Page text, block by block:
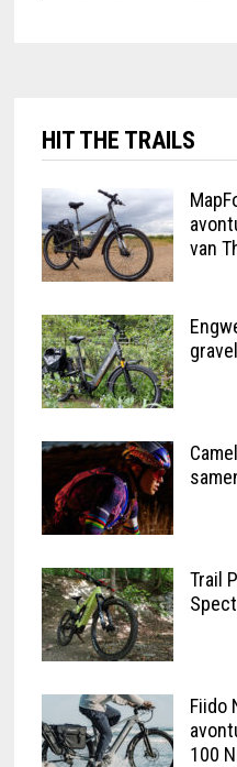
HIT THE TRAILS
van
Trail
Fiido
100